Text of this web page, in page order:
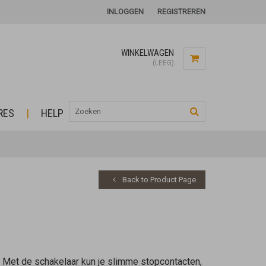
INLOGGEN REGISTREREN
WINKELWAGEN
(LEEG)
HELP
Back to Product Page
de schakelaar kun je slimme stopcontacten,